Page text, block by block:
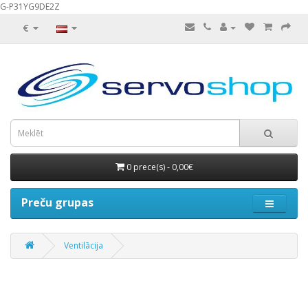
G-P31YG9DE2Z
€
0 prece(s) - 0,00€
Preču grupas
Ventilācija